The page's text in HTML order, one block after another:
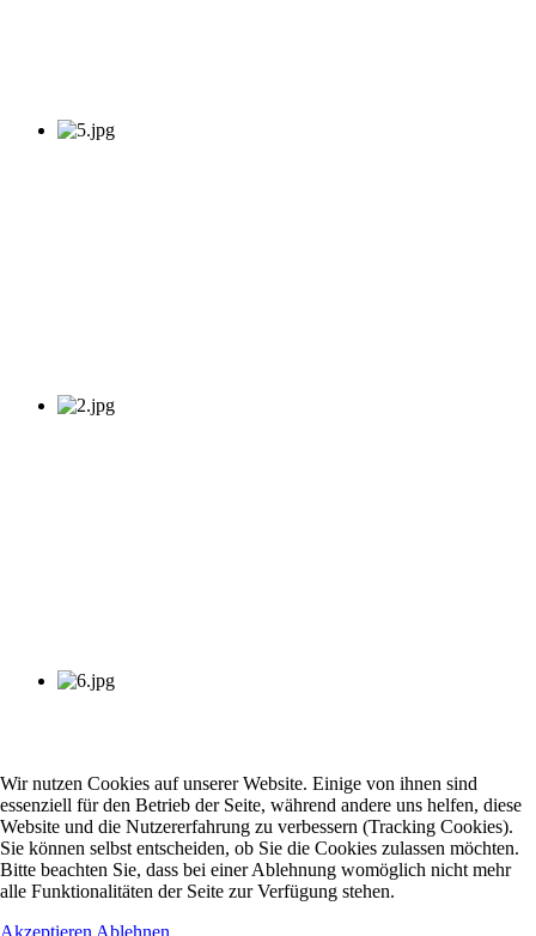
Wir nutzen Cookies auf unserer Website. Einige von ihnen sind
essenziell für den Betrieb der Seite, während andere uns helfen, diese
Website und die Nutzererfahrung zu verbessern (Tracking Cookies).
Sie können selbst entscheiden, ob Sie die Cookies zulassen möchten.
Bitte beachten Sie, dass bei einer Ablehnung womöglich nicht mehr
alle Funktionalitäten der Seite zur Verfügung stehen.
Akzeptieren Ablehnen